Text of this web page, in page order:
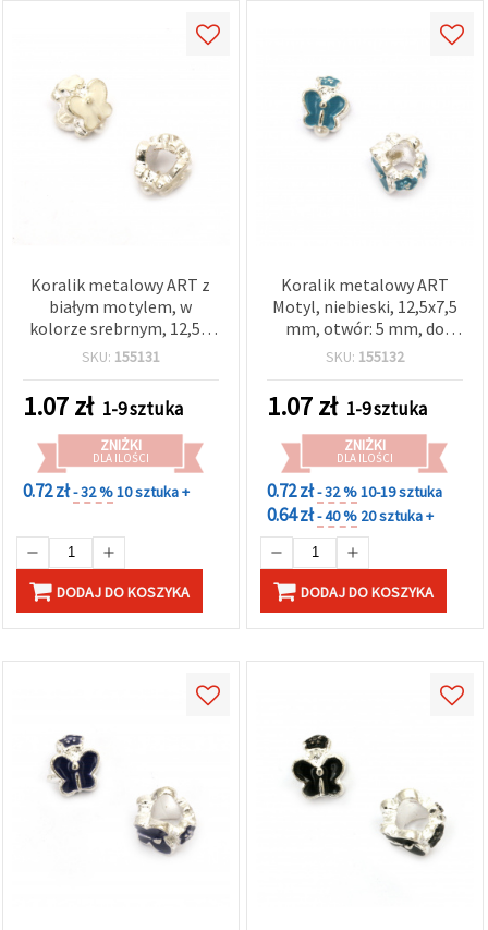
Koralik metalowy ART z
białym motylem, w
kolorze srebrnym, 12,5 x
7,5 mm, otwór: 5 mm
SKU: 155131
1.07zł 1-9 sztuka
ZNIŻKI
DLA ILOŚCI
0.72 zł- 32 %10 sztuka +
DODAJ DO KOSZYKA
Koralik metalowy ART
Motyl, niebieski, 12,5x7,5
mm, otwór: 5 mm, do
tworzenia biżuterii
SKU: 155132
1.07zł 1-9 sztuka
ZNIŻKI
DLA ILOŚCI
0.72 zł- 32 %10-19 sztuka
0.64 zł- 40 % 20 sztuka +
DODAJ DO KOSZYKA